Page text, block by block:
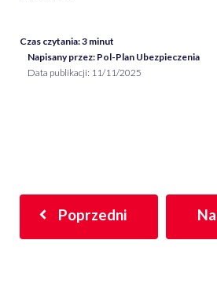
Czas czytania:3 minut
Napisany przez: Pol-Plan Ubezpieczenia
Data publikacji: 11/11/2025
Poprzedni